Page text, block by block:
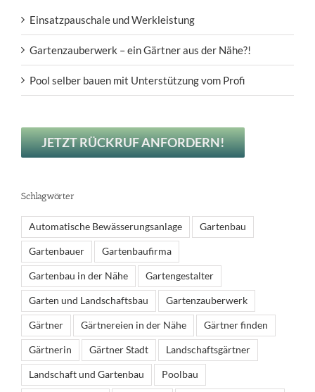
Einsatzpauschale und Werkleistung
Gartenzauberwerk – ein Gärtner aus der Nähe?!
Pool selber bauen mit Unterstützung vom Profi
JETZT RÜCKRUF ANFORDERN!
Schlagwörter
Automatische Bewässerungsanlage Gartenbau
Gartenbauer Gartenbaufirma
Gartenbau in der Nähe Gartengestalter
Garten und Landschaftsbau Gartenzauberwerk
Gärtner Gärtnereien in der Nähe Gärtner finden
Gärtnerin Gärtner Stadt Landschaftsgärtner
Landschaft und Gartenbau Poolbau